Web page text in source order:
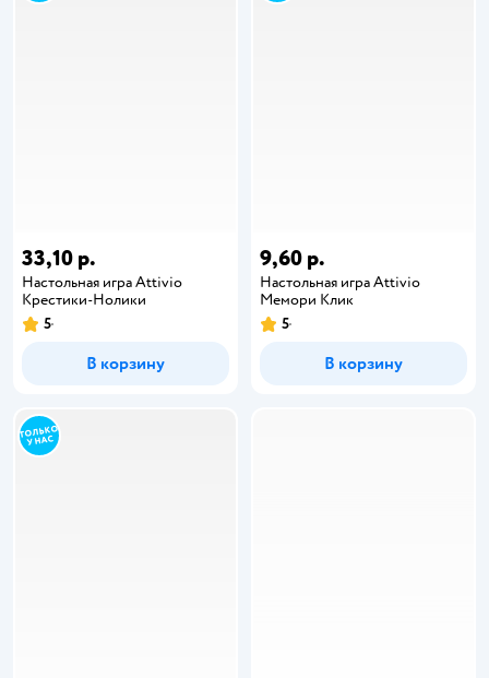
33,10 р.
Настольная игра Attivio
Крестики-Нолики
5
В корзину
9,60 р.
Настольная игра Attivio
Мемори Клик
5
В корзину